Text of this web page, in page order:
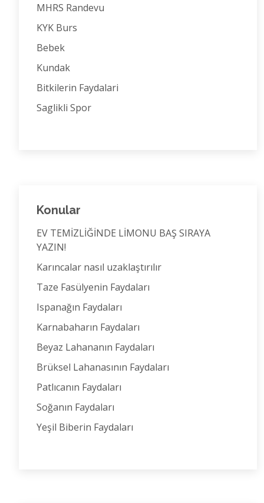
MHRS Randevu
KYK Burs
Bebek
Kundak
Bitkilerin Faydalari
Saglikli Spor
Konular
EV TEMİZLİĞİNDE LİMONU BAŞ SIRAYA
YAZIN!
Karıncalar nasıl uzaklaştırılır
Taze Fasülyenin Faydaları
Ispanağın Faydaları
Karnabaharın Faydaları
Beyaz Lahananın Faydaları
Brüksel Lahanasının Faydaları
Patlıcanın Faydaları
Soğanın Faydaları
Yeşil Biberin Faydaları